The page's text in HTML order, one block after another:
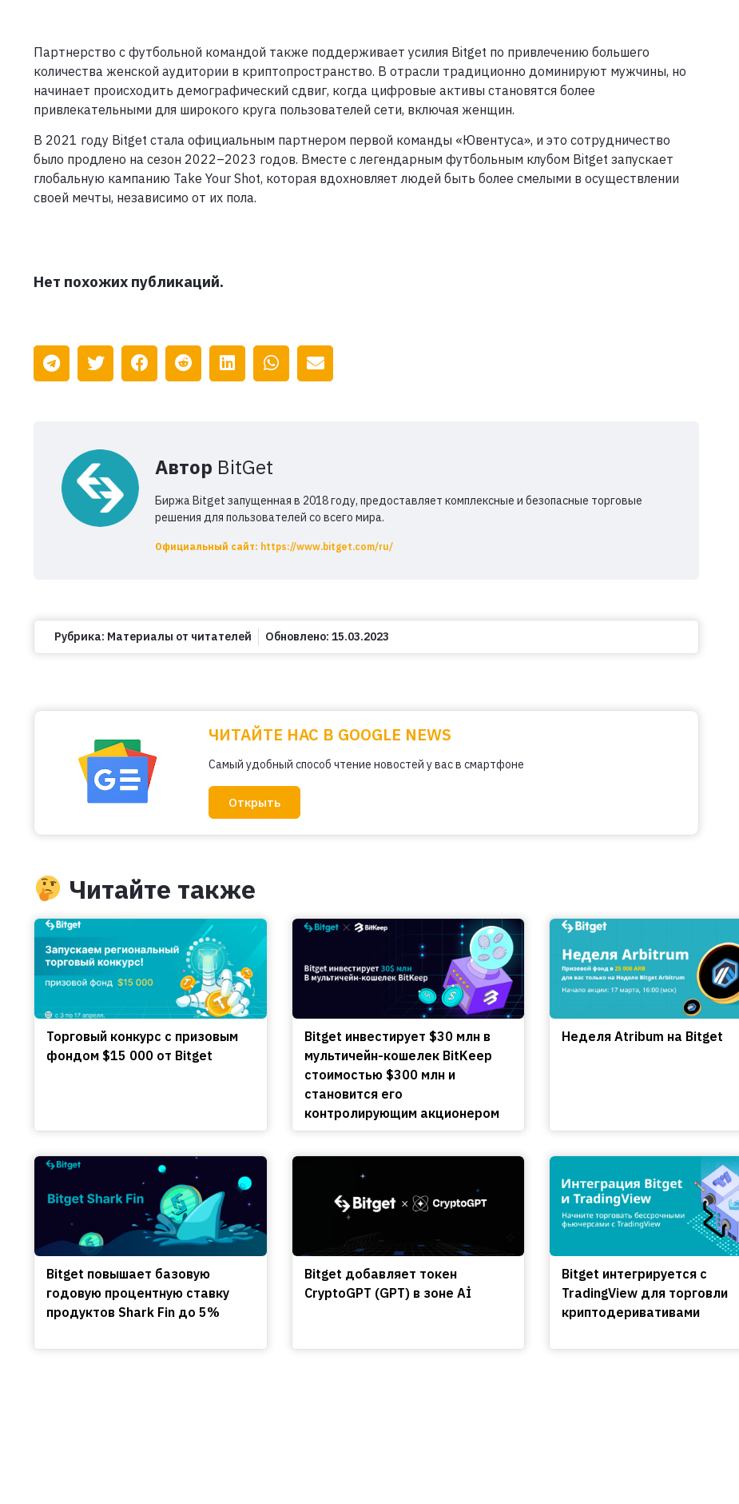
Партнерство с футбольной командой также поддерживает усилия Bitget по привлечению большего
количества женской аудитории в криптопространство. В отрасли традиционно доминируют мужчины, но
начинает происходить демографический сдвиг, когда цифровые активы становятся более
привлекательными для широкого круга пользователей сети, включая женщин.
В 2021 году Bitget стала официальным партнером первой команды «Ювентуса», и это сотрудничество
было продлено на сезон 2022–2023 годов. Вместе с легендарным футбольным клубом Bitget запускает
глобальную кампанию Take Your Shot, которая вдохновляет людей быть более смелыми в осуществлении
своей мечты, независимо от их пола.
Нет похожих публикаций.
Автор BitGet
Биржа Bitget запущенная в 2018 году, предоставляет комплексные и безопасные торговые
решения для пользователей со всего мира.
Официальный сайт: https://www.bitget.com/ru/
Рубрика: Материалы от читателей Обновлено: 15.03.2023
ЧИТАЙТЕ НАС В GOOGLE NEWS
Самый удобный способ чтение новостей у вас в смартфоне
Открыть
Читайте также
Торговый конкурс с призовым
фондом $15 000 от Bitget
Bitget инвестирует $30 млн в
мультичейн-кошелек BitKeep
стоимостью $300 млн и
становится его
контролирующим акционером
Неделя Atribum на Bitget
Bitget повышает базовую
годовую процентную ставку
продуктов Shark Fin до 5%
Bitget добавляет токен
CryptoGPT (GPT) в зоне Aİ
Bitget интегрируется с
TradingView для торговли
криптодеривативами